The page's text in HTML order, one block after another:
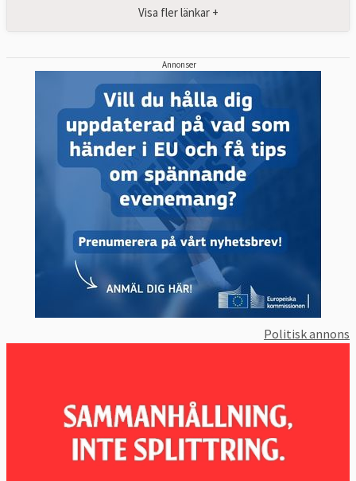
Visa fler länkar +
Annonser
Politisk annons